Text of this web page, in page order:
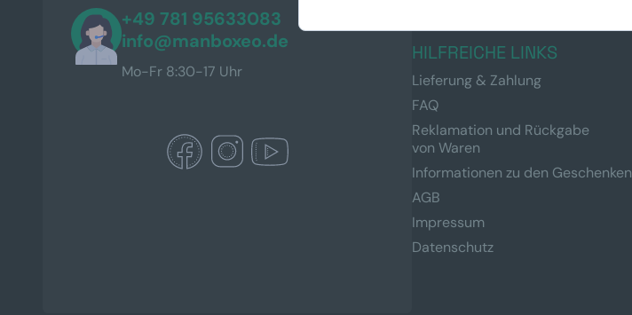
+49 781 95633083
info@manboxeo.de
Mo-Fr 8:30-17 Uhr
HILFREICHE LINKS
Lieferung & Zahlung
FAQ
Reklamation und Rückgabe
von Waren
Informationen zu den Geschenken
AGB
Impressum
Datenschutz